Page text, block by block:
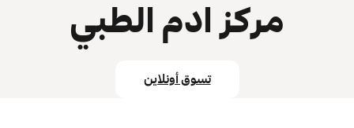
مركز ادم الطبي
تسوق أونلاين